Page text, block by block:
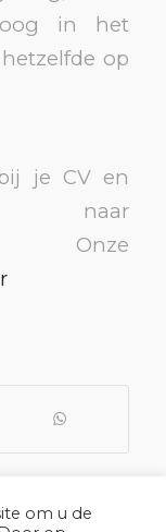
in het
op
je CV en
Onze
om u de